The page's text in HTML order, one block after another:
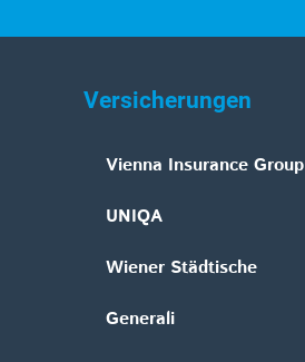
Versicherungen
Vienna Insurance Group
UNIQA
Wiener Städtische
Generali